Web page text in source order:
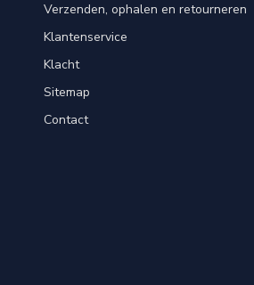
Verzenden, ophalen en retourneren
Klantenservice
Klacht
Sitemap
Contact